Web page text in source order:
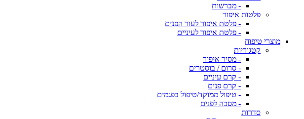
- מברשות
פלטות איפור
- פלטת איפור לעור הפנים
- פלטת איפור לעיניים
מוצרי טיפוח
קטגוריות
- מסיר איפור
- סרום / בוסטרים
- קרם עיניים
- קרם פנים
- טיפול ממוקד/טיפול בפגמים
- מסכה לפנים
סדרות